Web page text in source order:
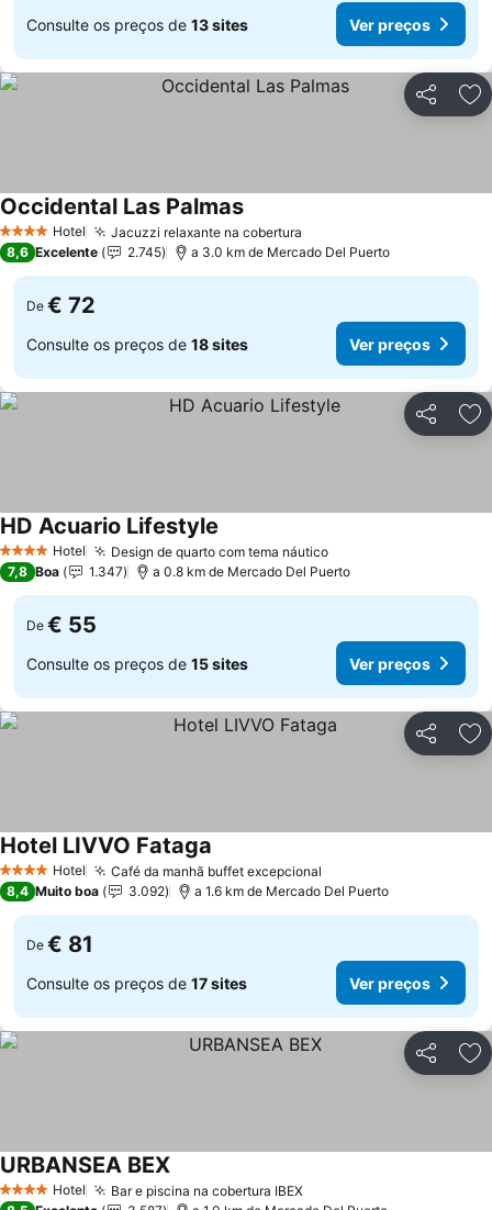
Consulte os preços de 13 sites Ver preços
Partilhar
4 EstrelasHotel Jacuzzi relaxante na cobertura
Occidental Las Palmas
8,6 Excelente 2.745 a 3.0 km de Mercado Del Puerto
De € 72
Consulte os preços de 18 sites Ver preços
Partilhar
4 EstrelasHotel Design de quarto com tema náutico
HD Acuario Lifestyle
7,8 Boa 1.347 a 0.8 km de Mercado Del Puerto
De € 55
Consulte os preços de 15 sites Ver preços
Partilhar
4 EstrelasHotel Café da manhã buffet excepcional
Hotel LIVVO Fataga
8,4 Muito boa 3.092 a 1.6 km de Mercado Del Puerto
De € 81
Consulte os preços de 17 sites Ver preços
Partilhar
4 EstrelasHotel Bar e piscina na cobertura IBEX
URBANSEA BEX